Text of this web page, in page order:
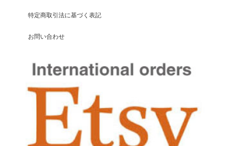
特定商取引法に基づく表記
お問い合わせ